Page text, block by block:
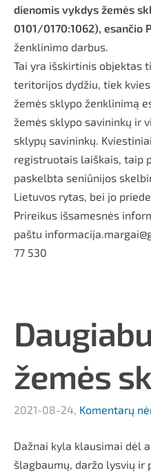
dienomis vykdys žemės
0101/0170:1062), esančio
ženklinimo darbus.
Tai yra išskirtinis objektas
teritorijos dydžiu, tiek
žemės sklypo ženklinimą
žemės sklypo savininkų ir
sklypų savininkų.
registruotais laiškais, taip
paskelbta seniūnijos
Lietuvos rytas, bei jo
Prireikus išsamesnės
paštu
77 530
žemės
2021-08-24, Komentarų
Dažnai kyla klausimai dėl
šlagbaumų, daržo lysvių ir